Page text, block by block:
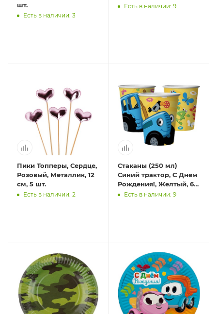
шт.
Есть в наличии: 3
Есть в наличии: 9
Пики Топперы, Сердце,
Розовый, Металлик, 12
см, 5 шт.
Есть в наличии: 2
Стаканы (250 мл)
Синий трактор, С Днем
Рождения!, Желтый, 6
шт.Есть в наличии: 9